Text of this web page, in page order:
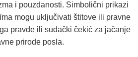
i pouzdanosti. Simbolični prikazi
mogu uključivati štitove ili pravne
pravde ili sudački čekić za jačanje
prirode posla.